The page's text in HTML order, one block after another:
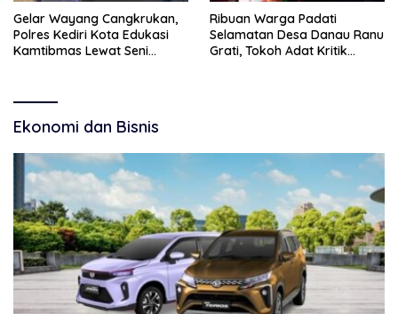
Gelar Wayang Cangkrukan,
Polres Kediri Kota Edukasi
Kamtibmas Lewat Seni
Ribuan Warga Padati
Selamatan Desa Danau Ranu
Grati, Tokoh Adat Kritik
Ekonomi dan Bisnis